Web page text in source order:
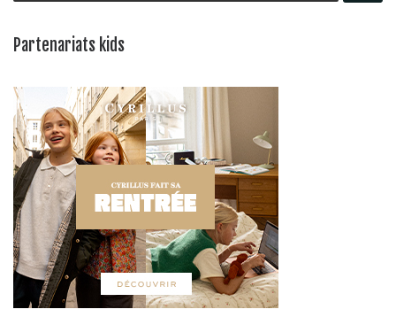
Partenariats kids